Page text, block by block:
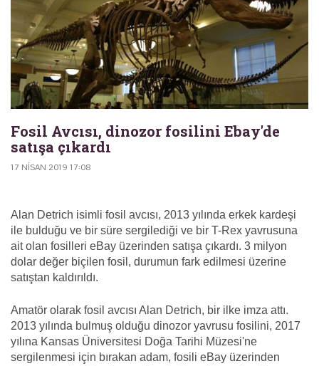
Fosil Avcısı, dinozor fosilini Ebay'de
satışa çıkardı
17 NISAN 2019 17:08
Alan Detrich isimli fosil avcısı, 2013 yılında erkek kardeşi
ile bulduğu ve bir süre sergilediği ve bir T-Rex yavrusuna
ait olan fosilleri eBay üzerinden satışa çıkardı. 3 milyon
dolar değer biçilen fosil, durumun fark edilmesi üzerine
satıştan kaldırıldı.
Amatör olarak fosil avcısı Alan Detrich, bir ilke imza attı.
2013 yılında bulmuş olduğu dinozor yavrusu fosilini, 2017
yılına Kansas Üniversitesi Doğa Tarihi Müzesi'ne
sergilenmesi için bırakan adam, fosili eBay üzerinden